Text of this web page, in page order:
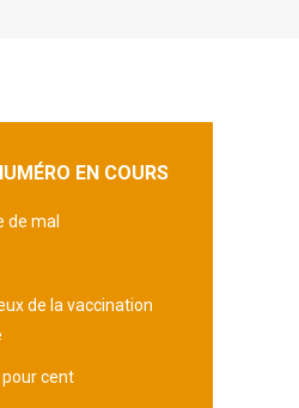
EN COURS
de mal
de la vaccination
pour cent